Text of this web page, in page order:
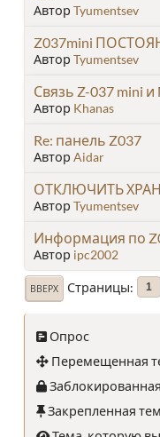
Автор Tyumentsev
Z037mini
Автор Tyumentsev
Связь Z-037 mini
Автор Khanas
Re: панель Z037
Автор Aidar
ОТКЛЮЧИТЬ
Автор Tyumentsev
Информация по
Автор ipc2002
ВВЕРХ Страницы 1
Опрос
Перемещенная
Закрепленная